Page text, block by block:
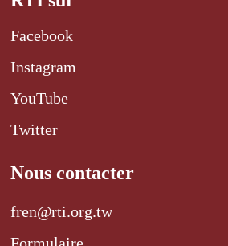
Facebook
Instagram
YouTube
Twitter
Nous contacter
fren@rti.org.tw